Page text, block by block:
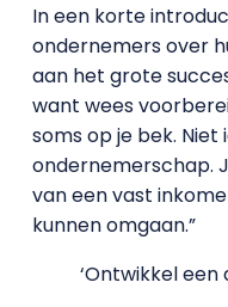
In een korte
ondernemers over
aan het grote
want wees
soms op je bek.
ondernemerschap.
van een vast
kunnen omgaan.”
‘Ontwikkel een